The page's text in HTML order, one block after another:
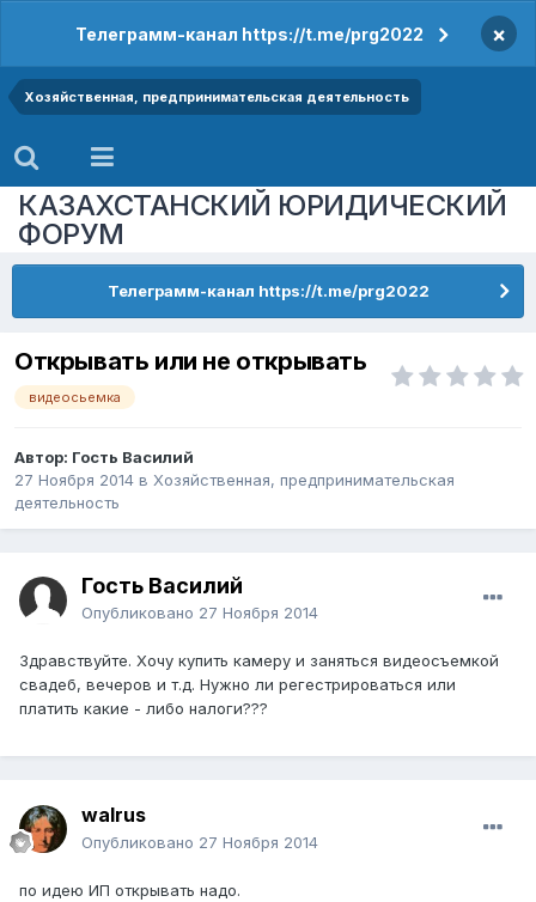
Телеграмм-канал https://t.me/prg2022 ×
Хозяйственная, предпринимательская деятельность
КАЗАХСТАНСКИЙ ЮРИДИЧЕСКИЙ
ФОРУМ
Телеграмм-канал https://t.me/prg2022
Открывать или не открывать
видеосьемка
Автор: Гость Василий
27 Ноября 2014 в Хозяйственная, предпринимательская
деятельность
Гость Василий
Опубликовано 27 Ноября 2014
Здравствуйте. Хочу купить камеру и заняться видеосъемкой
свадеб, вечеров и т.д. Нужно ли регестрироваться или
платить какие - либо налоги???
walrus
Опубликовано 27 Ноября 2014
по идею ИП открывать надо.